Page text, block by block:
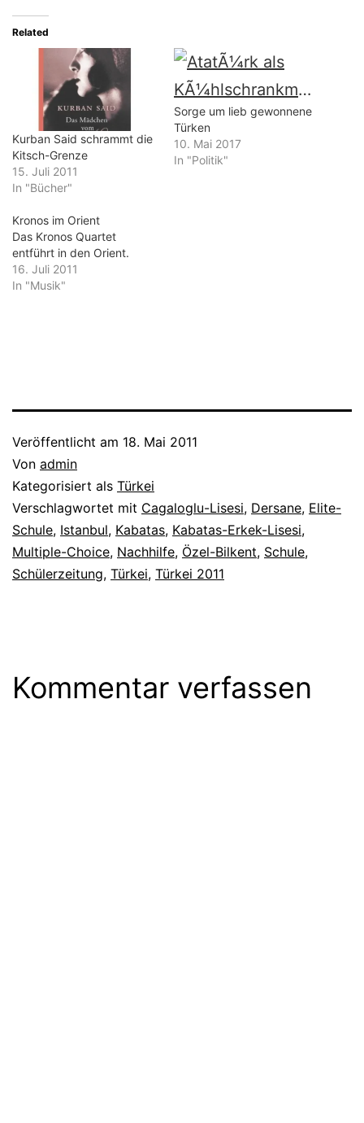
Related
Kurban Said schrammt die
Kitsch-Grenze
15. Juli 2011
In "Bücher"
Sorge um lieb gewonnene
Türken
10. Mai 2017
In "Politik"
Kronos im Orient
Das Kronos Quartet
entführt in den Orient.
16. Juli 2011
In "Musik"
Veröffentlicht am 18. Mai 2011
Von admin
Kategorisiert als Türkei
Verschlagwortet mit Cagaloglu-Lisesi, Dersane, Elite-
Schule, Istanbul, Kabatas, Kabatas-Erkek-Lisesi,
Multiple-Choice, Nachhilfe, Özel-Bilkent, Schule,
Schülerzeitung, Türkei, Türkei 2011
Kommentar verfassen